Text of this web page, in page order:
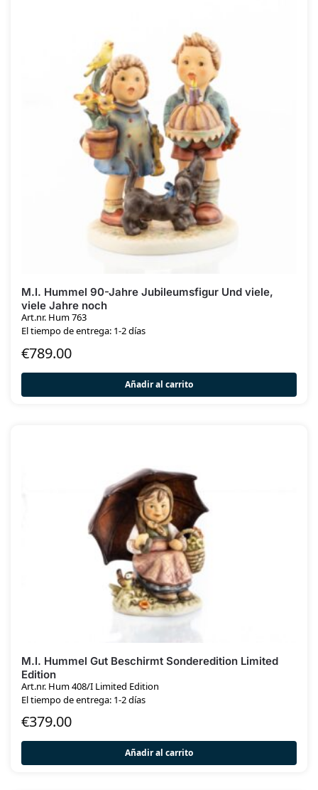
M.I. Hummel 90-Jahre Jubileumsfigur Und viele,
viele Jahre noch
Art.nr. Hum 763
El tiempo de entrega: 1-2 días
€789.00
Añadir al carrito
M.I. Hummel Gut Beschirmt Sonderedition Limited
Edition
Art.nr. Hum 408/I Limited Edition
El tiempo de entrega: 1-2 días
€379.00
Añadir al carrito